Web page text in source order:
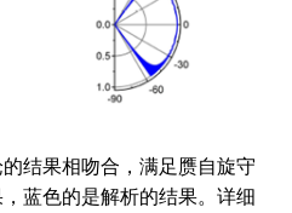
结果相吻合，满足赝自旋守
蓝色的是解析的结果。详细